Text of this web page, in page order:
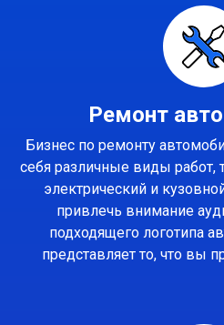
Ремонт
Бизнес по ремонту
себя различные виды работ,
электрический и
привлечь внимание
подходящего логотипа
представляет то, что вы